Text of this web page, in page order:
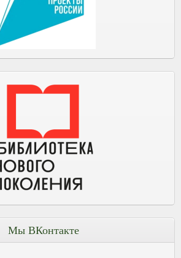
Мы ВКонтакте